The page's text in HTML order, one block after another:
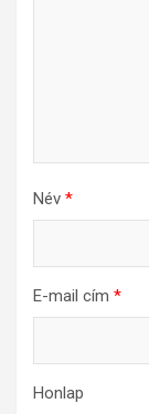
Név *
E-mail cím *
Honlap